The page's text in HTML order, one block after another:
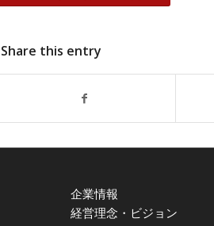
Share this entry
企業情報
経営理念・ビジョン